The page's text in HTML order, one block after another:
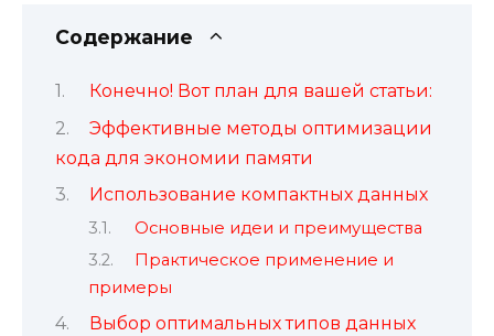
Содержание
Конечно! Вот план для вашей статьи:
Эффективные методы оптимизации
кода для экономии памяти
Использование компактных данных
Основные идеи и преимущества
Практическое применение и
примеры
Выбор оптимальных типов данных